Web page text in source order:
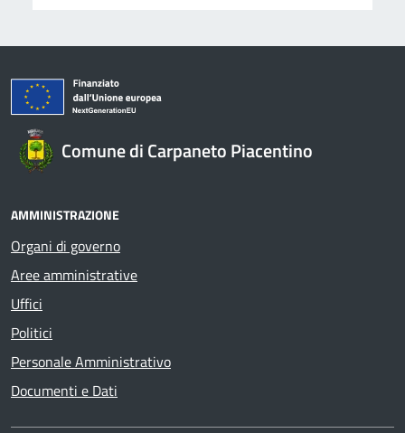
Comune di Carpaneto Piacentino
AMMINISTRAZIONE
Organi di governo
Aree amministrative
Uffici
Politici
Personale Amministrativo
Documenti e Dati